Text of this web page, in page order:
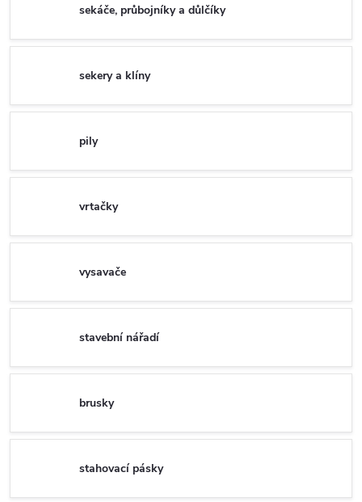
sekáče, průbojníky a důlčíky
sekery a klíny
pily
vrtačky
vysavače
stavební nářadí
brusky
stahovací pásky